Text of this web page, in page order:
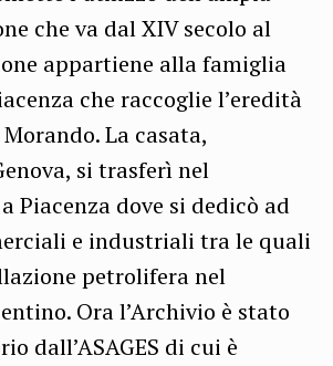
che va dal XIV secolo al
appartiene alla famiglia
che raccoglie l’eredità
La casata,
si trasferì nel
Piacenza dove si dedicò ad
e industriali tra le quali
petrolifera nel
Ora l’Archivio è stato
dall’ASAGES di cui è